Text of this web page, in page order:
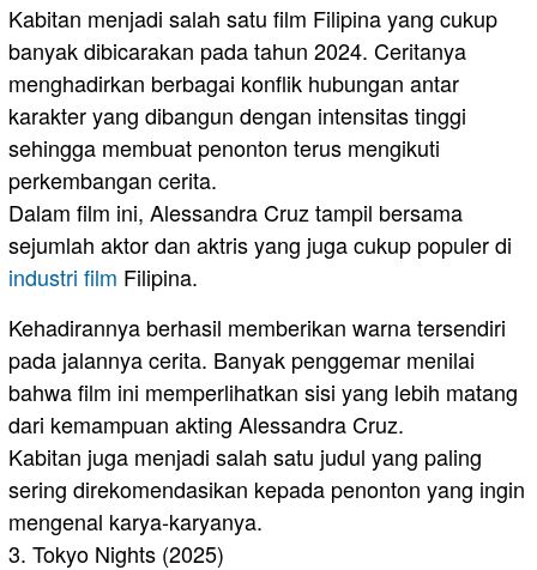
Kabitan menjadi salah satu film Filipina yang cukup
banyak dibicarakan pada tahun 2024. Ceritanya
menghadirkan berbagai konflik hubungan antar
karakter yang dibangun dengan intensitas tinggi
sehingga membuat penonton terus mengikuti
perkembangan cerita.
Dalam film ini, Alessandra Cruz tampil bersama
sejumlah aktor dan aktris yang juga cukup populer di
industri film Filipina.
Kehadirannya berhasil memberikan warna tersendiri
pada jalannya cerita. Banyak penggemar menilai
bahwa film ini memperlihatkan sisi yang lebih matang
dari kemampuan akting Alessandra Cruz.
Kabitan juga menjadi salah satu judul yang paling
sering direkomendasikan kepada penonton yang ingin
mengenal karya-karyanya.
3. Tokyo Nights (2025)